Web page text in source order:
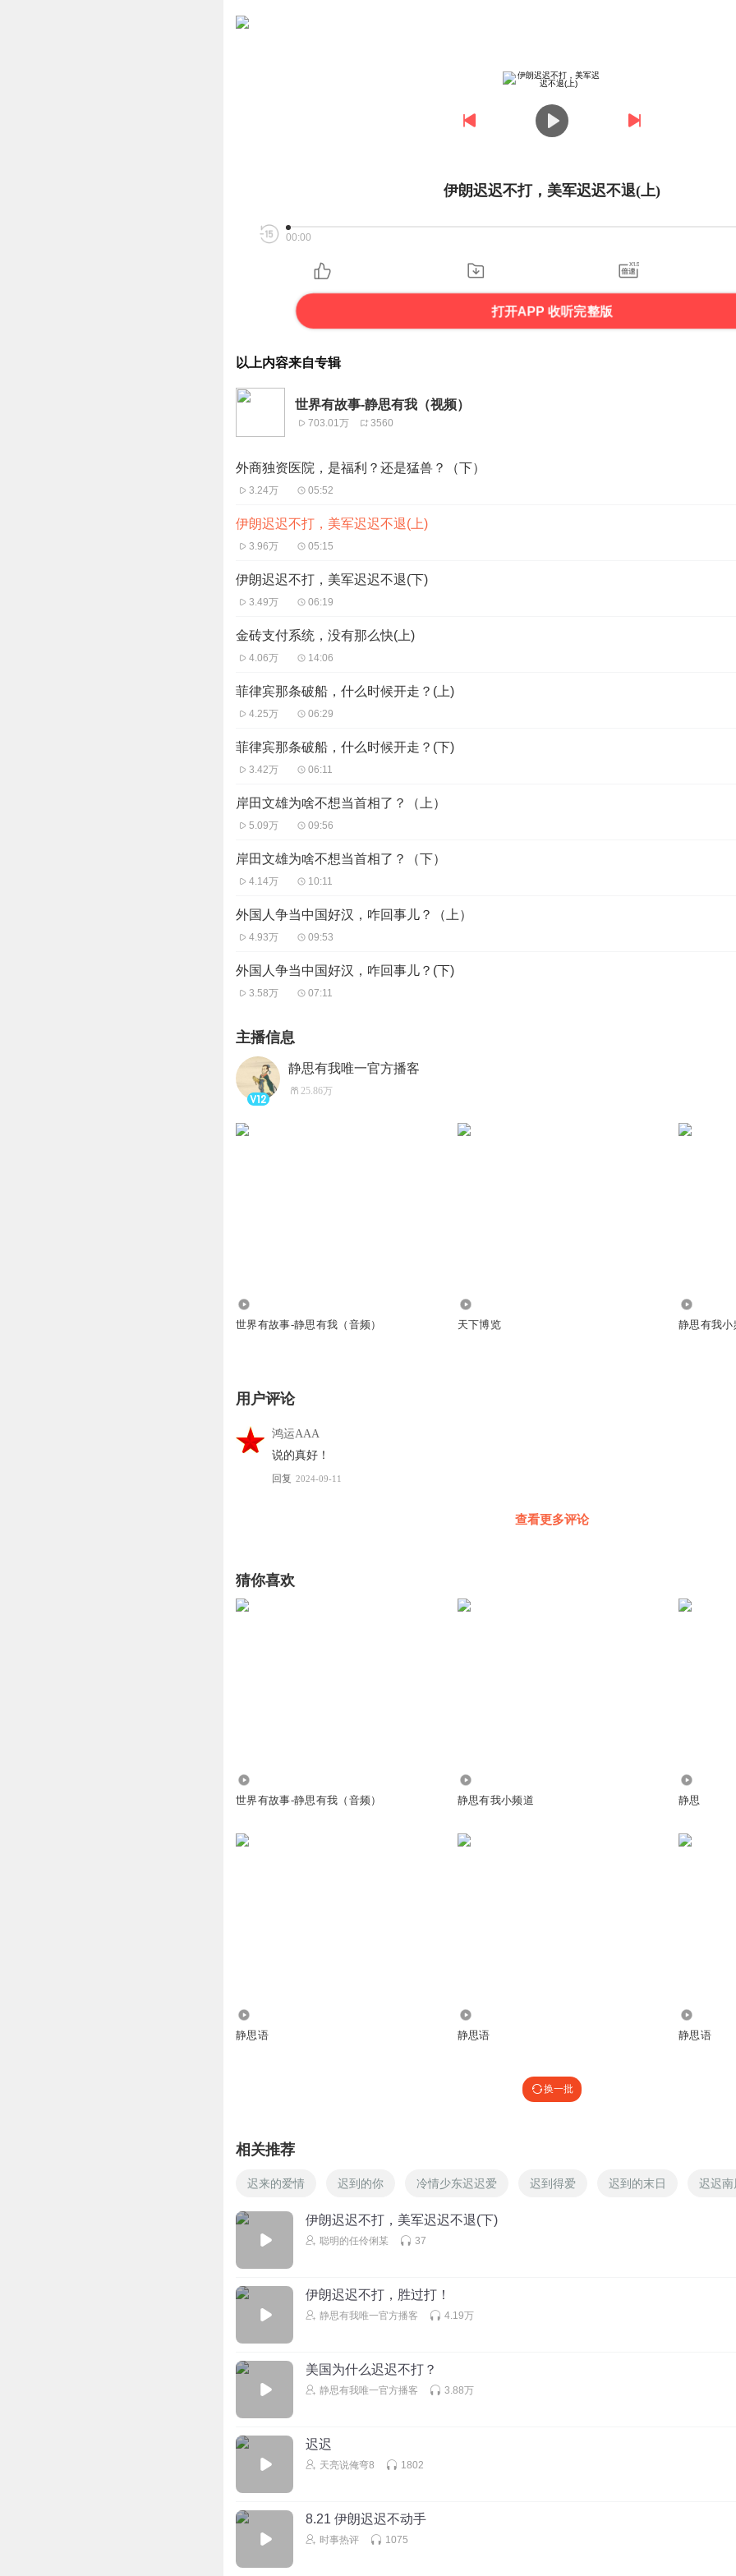
伊朗迟迟不打，美军迟迟不退(上)
00:00
打开APP 收听完整版
以上内容来自专辑
世界有故事-静思有我（视频）
703.01万 3560
外商独资医院，是福利？还是猛兽？（下）
3.24万 05:52
伊朗迟迟不打，美军迟迟不退(上)
3.96万 05:15
伊朗迟迟不打，美军迟迟不退(下)
3.49万 06:19
金砖支付系统，没有那么快(上)
4.06万 14:06
菲律宾那条破船，什么时候开走？(上)
4.25万 06:29
菲律宾那条破船，什么时候开走？(下)
3.42万 06:11
岸田文雄为啥不想当首相了？（上）
5.09万 09:56
岸田文雄为啥不想当首相了？（下）
4.14万 10:11
外国人争当中国好汉，咋回事儿？（上）
4.93万 09:53
外国人争当中国好汉，咋回事儿？(下)
3.58万 07:11
主播信息
静思有我唯一官方播客
25.86万
世界有故事-静思有我（音频） 天下博览 静思有我小
用户评论
鸿运AAA
说的真好！
回复 2024-09-11
查看更多评论
猜你喜欢
世界有故事-静思有我（音频） 静思有我小频道 静思
静思语 静思语 静思语
换一批
相关推荐
迟来的爱情 迟到的你 冷情少东迟迟爱 迟到得爱 迟到的末日 迟迟南
伊朗迟迟不打，美军迟迟不退(下)
聪明的任伶俐某 37
伊朗迟迟不打，胜过打！
静思有我唯一官方播客 4.19万
美国为什么迟迟不打？
静思有我唯一官方播客 3.88万
迟迟
天亮说俺弯8 1802
8.21 伊朗迟迟不动手
时事热评 1075